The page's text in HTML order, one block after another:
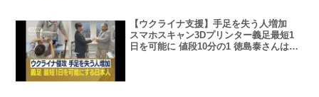
【ウクライナ支援】手足を失う人増加
スマホスキャン3Dプリンター義足最短1
日を可能に 値段10分の1 徳島泰さんは現